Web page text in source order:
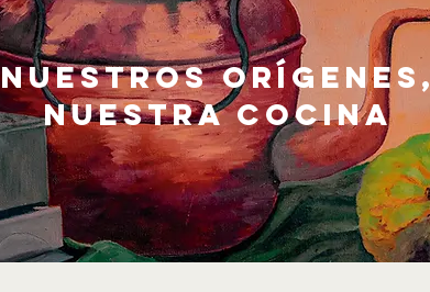
nuestros orígenes,
nuestra cocina